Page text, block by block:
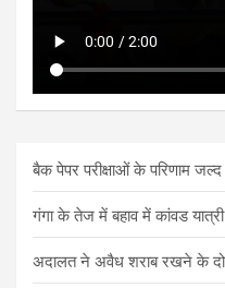
बैक पेपर परीक्षाओं के परिणाम
गंगा के तेज में बहाव में कांवड
अदालत ने अवैध शराब रखने के